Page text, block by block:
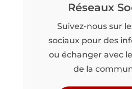
Réseaux
Suivez-nous sur
sociaux pour des
ou échanger avec
de la